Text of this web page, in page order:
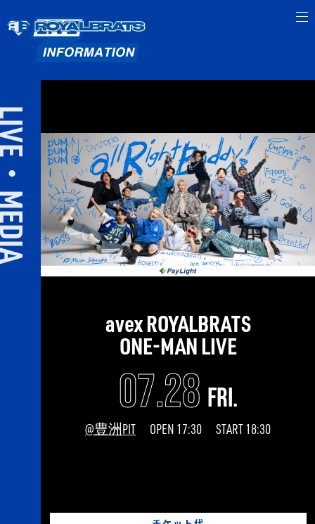
avex ROYALBRATS
ONE-MAN LIVE
07.28 fri.
@豊洲PIT OPEN 17:30 START 18:30